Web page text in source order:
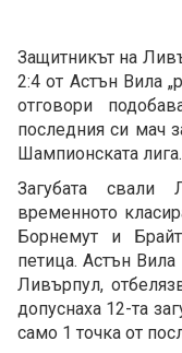
Защитникът на
2:4 от Астън Вила
отговори
последния си мач
Шампионската лига.
Загубата
временното
Борнемут и
петица. Астън
Ливърпул,
допуснаха 12-та
само 1 точка от